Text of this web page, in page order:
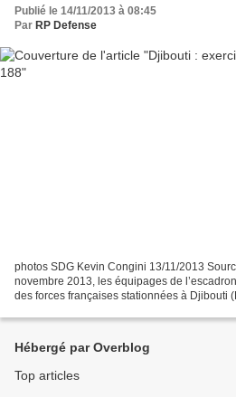
Publié le 14/11/2013 à 08:45
Par RP Defense
photos SDG Kevin Congini 13/11/2013
novembre 2013, les équipages de
des forces françaises stationnées à Djibouti
Hébergé par Overblog
Top articles